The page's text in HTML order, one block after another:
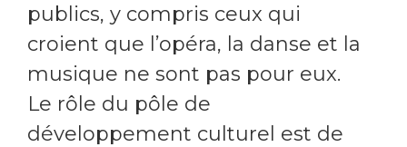
publics, y compris ceux qui
croient que l’opéra, la danse et la
musique ne sont pas pour eux.
Le rôle du pôle de
développement culturel est de